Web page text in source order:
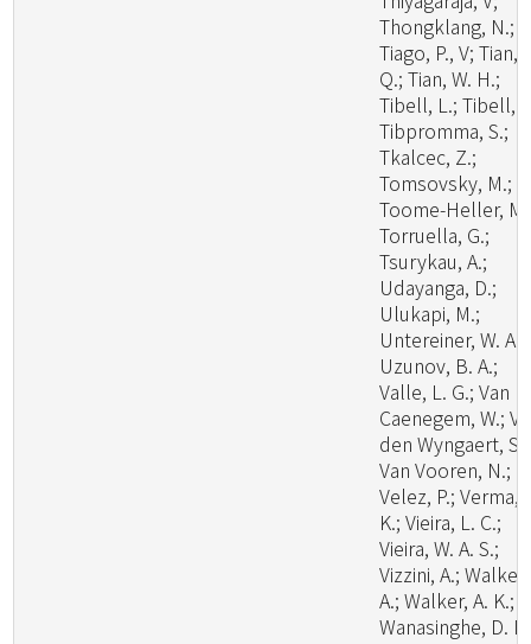
Thongklang, N.;
Tiago, P., V; Tian,
Q.; Tian, W. H.;
Tibell, L.; Tibell,
Tibpromma, S.;
Tkalcec, Z.;
Tomsovsky, M.;
Toome-Heller,
Torruella, G.;
Tsurykau, A.;
Udayanga, D.;
Ulukapi, M.;
Untereiner, W. A.;
Uzunov, B. A.;
Valle, L. G.; Van
Caenegem, W.;
den Wyngaert, S.;
Van Vooren, N.;
Velez, P.; Verma,
K.; Vieira, L. C.;
Vieira, W. A. S.;
Vizzini, A.; Walker,
A.; Walker, A. K.;
Wanasinghe, D.